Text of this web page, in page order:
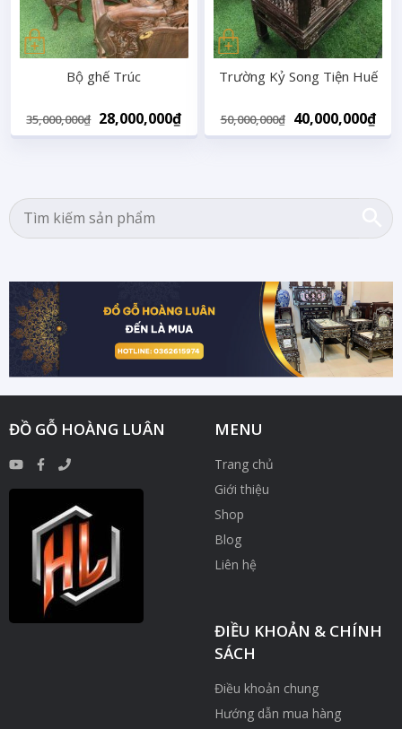
Bộ ghế Trúc
35,000,000₫ Original
price
28,000,000₫Current
price
Trường Kỷ Song Tiện Huế
50,000,000₫ Original
price
40,000,000₫
ĐỒ GỖ HOÀNG LUÂN MENU
Trang chủ
Giới thiệu
Shop
Blog
Liên hệ
ĐIỀU KHOẢN & CHÍNH
SÁCH
Điều khoản chung
Hướng dẫn mua hàng